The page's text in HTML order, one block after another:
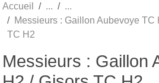
Accueil
Messieurs : Gaillon Aubevoye TC
TC H2
Messieurs : Gaillon